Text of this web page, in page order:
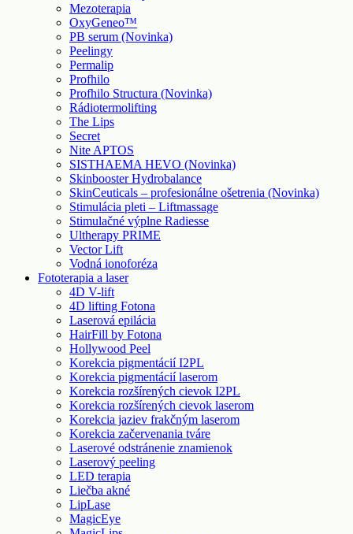
Mezoterapia
OxyGeneo™
PB serum (Novinka)
Peelingy
Permalip
Profhilo
Profhilo Structura (Novinka)
Rádiotermolifting
The Lips
Secret
Nite APTOS
SISTHAEMA HEVO (Novinka)
Skinbooster Hydrobalance
SkinCeuticals – profesionálne ošetrenia (Novinka)
Stimulácia pleti – Liftmassage
Stimulačné výplne Radiesse
Ultherapy PRIME
Vector Lift
Vodná ionoforéza
Fototerapia a laser
4D V-lift
4D lifting Fotona
Laserová epilácia
HairFill by Fotona
Hollywood Peel
Korekcia pigmentácií I2PL
Korekcia pigmentácií laserom
Korekcia rozšírených cievok I2PL
Korekcia rozšírených cievok laserom
Korekcia jaziev frakčným laserom
Korekcia začervenania tváre
Laserové odstránenie znamienok
Laserový peeling
LED terapia
Liečba akné
LipLase
MagicEye